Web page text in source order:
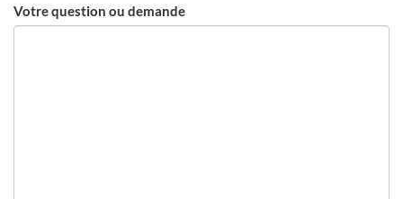
Votre question ou demande